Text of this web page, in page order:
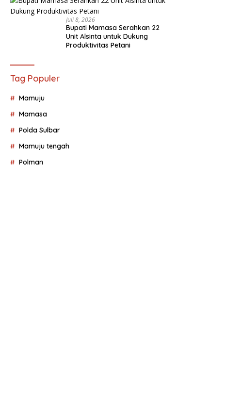
Juli 8, 2026
Bupati Mamasa Serahkan 22
Unit Alsinta untuk Dukung
Produktivitas Petani
Tag Populer
Mamuju
Mamasa
Polda Sulbar
Mamuju tengah
Polman